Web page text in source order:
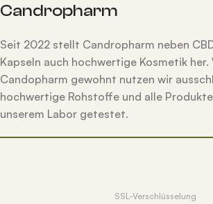
Candropharm
Seit 2022 stellt Candropharm neben
Kapseln auch hochwertige Kosmetik her.
Candopharm gewohnt nutzen wir
hochwertige Rohstoffe und alle
unserem Labor getestet.
SSL-Verschlüsselung